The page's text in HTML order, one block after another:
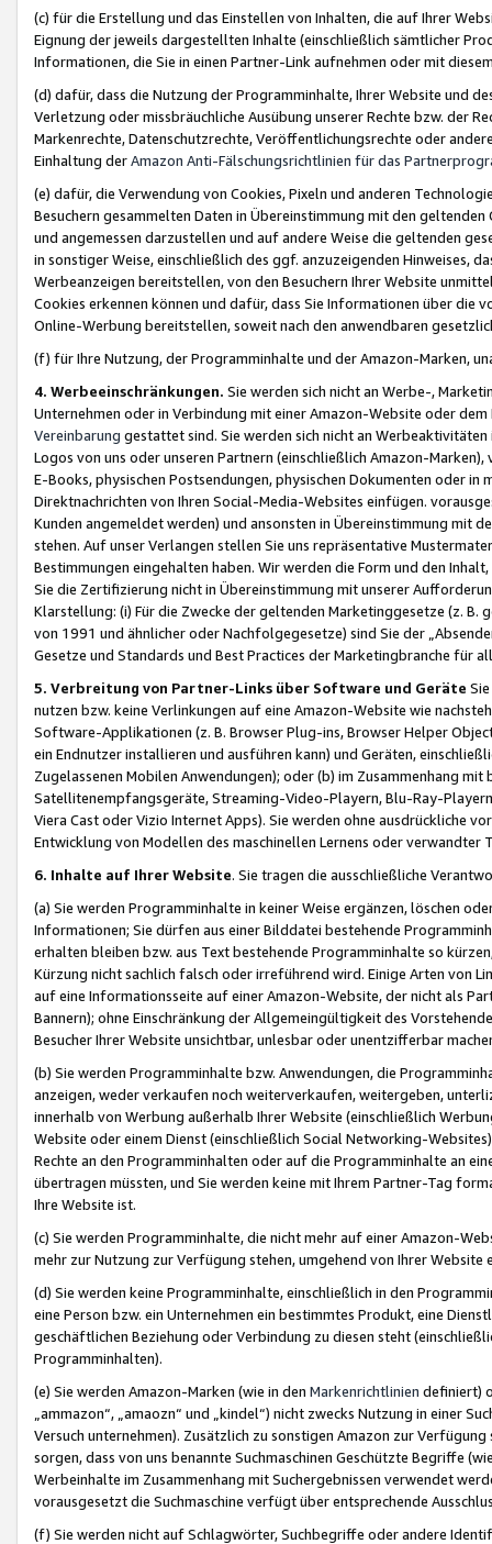
(c) für die Erstellung und das Einstellen von Inhalten, die auf Ihrer
Eignung der jeweils dargestellten Inhalte (einschließlich sämtlicher
Informationen, die Sie in einen Partner-Link aufnehmen oder mit
(d) dafür, dass die Nutzung der Programminhalte, Ihrer Website und
Verletzung oder missbräuchliche Ausübung unserer Rechte bzw. der
Markenrechte, Datenschutzrechte, Veröffentlichungsrechte oder
Einhaltung derAmazon Anti-Fälschungsrichtlinien für das
(e) dafür, die Verwendung von Cookies, Pixeln und anderen
Besuchern gesammelten Daten in Übereinstimmung mit den
und angemessen darzustellen und auf andere Weise die geltenden
in sonstiger Weise, einschließlich des ggf. anzuzeigenden Hinweises,
Werbeanzeigen bereitstellen, von den Besuchern Ihrer Website
Cookies erkennen können und dafür, dass Sie Informationen über die
Online-Werbung bereitstellen, soweit nach den anwendbaren
(f) für Ihre Nutzung, der Programminhalte und der Amazon-Marken,
4. Werbeeinschränkungen. Sie werden sich nicht an Werbe-,
Unternehmen oder in Verbindung mit einer Amazon-Website oder
Vereinbarung gestattet sind. Sie werden sich nicht an
Logos von uns oder unseren Partnern (einschließlich Amazon-
E-Books, physischen Postsendungen, physischen Dokumenten oder in
Direktnachrichten von Ihren Social-Media-Websites einfügen.
Kunden angemeldet werden) und ansonsten in Übereinstimmung mit
stehen. Auf unser Verlangen stellen Sie uns repräsentative
Bestimmungen eingehalten haben. Wir werden die Form und den
Sie die Zertifizierung nicht in Übereinstimmung mit unserer
Klarstellung: (i) Für die Zwecke der geltenden Marketinggesetze (z. B.
von 1991 und ähnlicher oder Nachfolgegesetze) sind Sie der
Gesetze und Standards und Best Practices der Marketingbranche für
5. Verbreitung von Partner-Links über Software und Geräte
nutzen bzw. keine Verlinkungen auf eine Amazon-Website wie
Software-Applikationen (z. B. Browser Plug-ins, Browser Helper
ein Endnutzer installieren und ausführen kann) und Geräten,
Zugelassenen Mobilen Anwendungen); oder (b) im Zusammenhang
Satellitenempfangsgeräte, Streaming-Video-Playern, Blu-Ray-
Viera Cast oder Vizio Internet Apps). Sie werden ohne ausdrückliche
Entwicklung von Modellen des maschinellen Lernens oder
6. Inhalte auf Ihrer Website. Sie tragen die ausschließliche
(a) Sie werden Programminhalte in keiner Weise ergänzen, löschen
Informationen; Sie dürfen aus einer Bilddatei bestehende
erhalten bleiben bzw. aus Text bestehende Programminhalte so
Kürzung nicht sachlich falsch oder irreführend wird. Einige Arten von
auf eine Informationsseite auf einer Amazon-Website, der nicht als
Bannern); ohne Einschränkung der Allgemeingültigkeit des
Besucher Ihrer Website unsichtbar, unlesbar oder unentzifferbar
(b) Sie werden Programminhalte bzw. Anwendungen, die
anzeigen, weder verkaufen noch weiterverkaufen, weitergeben,
innerhalb von Werbung außerhalb Ihrer Website (einschließlich
Website oder einem Dienst (einschließlich Social Networking-
Rechte an den Programminhalten oder auf die Programminhalte an
übertragen müssten, und Sie werden keine mit Ihrem Partner-Tag
Ihre Website ist.
(c) Sie werden Programminhalte, die nicht mehr auf einer Amazon-
mehr zur Nutzung zur Verfügung stehen, umgehend von Ihrer
(d) Sie werden keine Programminhalte, einschließlich in den
eine Person bzw. ein Unternehmen ein bestimmtes Produkt, eine
geschäftlichen Beziehung oder Verbindung zu diesen steht
Programminhalten).
(e) Sie werden Amazon-Marken (wie in den Markenrichtlinien definiert)
„ammazon“, „amaozn“ und „kindel“) nicht zwecks Nutzung in einer
Versuch unternehmen). Zusätzlich zu sonstigen Amazon zur
sorgen, dass von uns benannte Suchmaschinen Geschützte Begriffe
Werbeinhalte im Zusammenhang mit Suchergebnissen verwendet
vorausgesetzt die Suchmaschine verfügt über entsprechende
(f) Sie werden nicht auf Schlagwörter, Suchbegriffe oder andere